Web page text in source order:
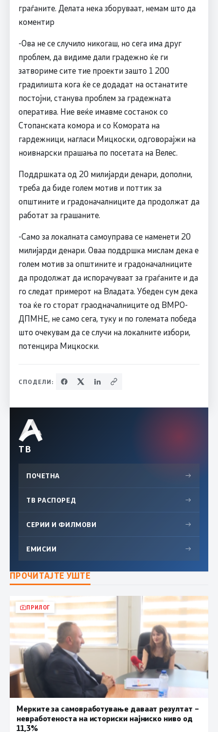
граѓаните. Делата нека зборуваат, немам што да
коментир
-Ова не се случило никогаш, но сега има друг
проблем, да видиме дали градежно ќе ги
затвориме сите тие проекти зашто 1 200
градилишта кога ќе се додадат на останатите
постојни, станува проблем за градежната
оператива. Ние веќе имавме состанок со
Стопанската комора и со Комората на
гардежници, нагласи Мицкоски, одговорајжи на
ноивнарски прашања по посетата на Велес.
Поддршката од 20 милијарди денари, дополни,
треба да биде голем мотив и поттик за
општините и градоначалниците да продолжат да
работат за грашаните.
-Само за локалната самоуправа се наменети 20
милијарди денари. Оваа поддршка мислам дека е
голем мотив за општините и градоначалниците
да продолжат да испорачуваат за граѓаните и да
го следат примерот на Владата. Убеден сум дека
тоа ќе го сторат граодначалниците од ВМРО-
ДПМНЕ, не само сега, туку и по големата победа
што очекувам да се случи на локалните избори,
потенцира Мицкоски.
СПОДЕЛИ:
ТВ
ПОЧЕТНА →
ТВ РАСПОРЕД →
СЕРИИ И ФИЛМОВИ →
ЕМИСИИ →
ПРОЧИТАЈТЕ УШТЕ
ПРИЛОГ
Мерките за самовработување даваат резултат –
невработеноста на историски најниско ниво од
11,3%